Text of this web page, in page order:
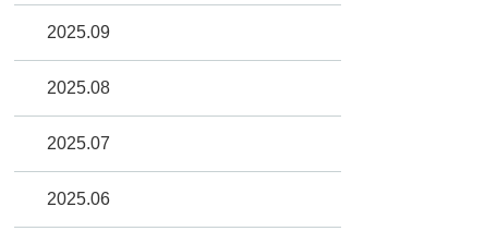
2025.09
2025.08
2025.07
2025.06